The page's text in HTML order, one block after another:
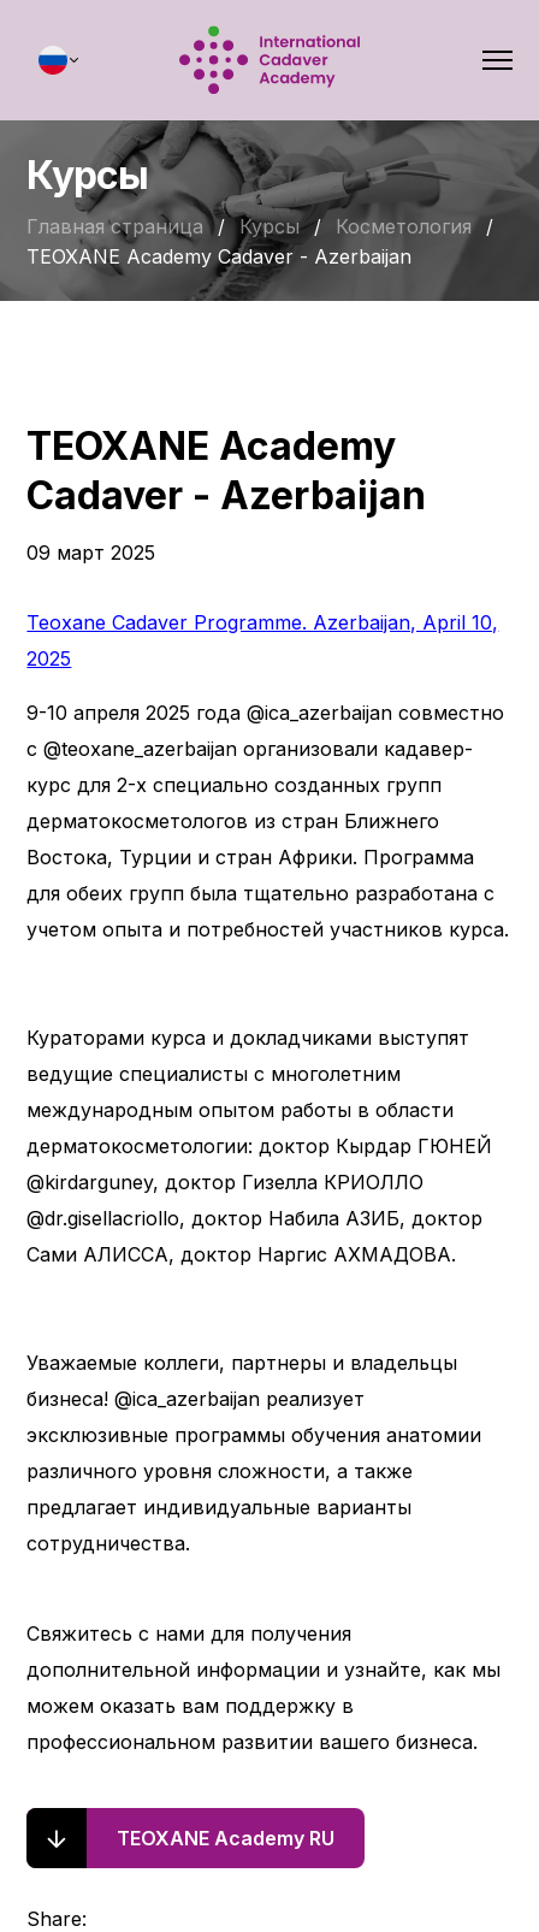
Курсы
Главная страница / Курсы / Косметология
/
TEOXANE Academy Cadaver - Azerbaijan
TEOXANE Academy
Cadaver - Azerbaijan
09 март 2025
Teoxane Cadaver Programme. Azerbaijan, April 10,
2025
9-10 апреля 2025 года @ica_azerbaijan совместно
с @teoxane_azerbaijan организовали кадавер-
курс для 2-х специально созданных групп
дерматокосметологов из стран Ближнего
Востока, Турции и стран Африки. Программа
для обеих групп была тщательно разработана с
учетом опыта и потребностей участников курса.
Кураторами курса и докладчиками выступят
ведущие специалисты с многолетним
международным опытом работы в области
дерматокосметологии: доктор Кырдар ГЮНЕЙ
@kirdarguney, доктор Гизелла КРИОЛЛО
@dr.gisellacriollo, доктор Набила АЗИБ, доктор
Сами АЛИССА, доктор Наргис АХМАДОВА.
Уважаемые коллеги, партнеры и владельцы
бизнеса! @ica_azerbaijan реализует
эксклюзивные программы обучения анатомии
различного уровня сложности, а также
предлагает индивидуальные варианты
сотрудничества.
Свяжитесь с нами для получения
дополнительной информации и узнайте, как мы
можем оказать вам поддержку в
профессиональном развитии вашего бизнеса.
TEOXANE Academy RU
Share: